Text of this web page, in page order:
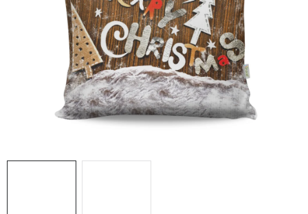
CHOVATELSKÉ POTŘEBY
DOPLŇKY A DEKORACE
ZAHRADA
OSTATNÍ